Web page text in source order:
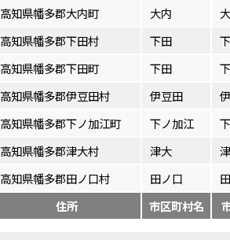
高知県幡多郡大内町 大内
高知県幡多郡下田村 下田
高知県幡多郡下田町 下田
高知県幡多郡伊豆田村 伊豆田
高知県幡多郡下ノ加江町 下ノ加江
高知県幡多郡津大村 津大
高知県幡多郡田ノ口村 田ノ口
住所 市区町村名